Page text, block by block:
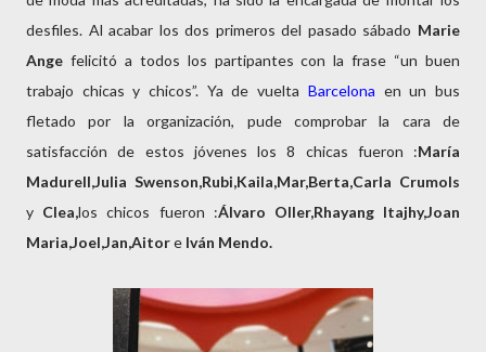
desfiles. Al acabar los dos primeros del pasado sábado Marie
Ange felicitó a todos los partipantes con la frase “un buen
trabajo chicas y chicos”. Ya de vuelta Barcelona en un bus
fletado por la organización, pude comprobar la cara de
satisfacción de estos jóvenes los 8 chicas fueron :María
Madurell,Julia Swenson,Rubi,Kaila,Mar,Berta,Carla Crumols
y Clea,los chicos fueron :Álvaro Oller,Rhayang Itajhy,Joan
Maria,Joel,Jan,Aitore Iván Mendo.